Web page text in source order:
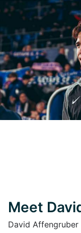
Meet
David Affengruber